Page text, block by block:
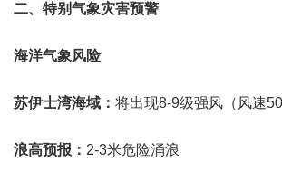
二、特别气象灾害预警
海洋气象风险
苏伊士湾海域： 将出现8-9级强风（风速
浪高预报： 2-3米危险涌浪